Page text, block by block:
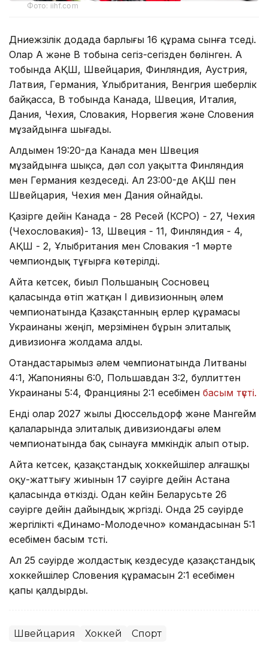
Фото: iihf.com
Дүниежүзілік додада барлығы 16 құрама сынға түседі.
Олар А және В тобына сегіз-сегізден бөлінген. А
тобында АҚШ, Швейцария, Финляндия, Аустрия,
Латвия, Германия, Ұлыбритания, Венгрия шеберлік
байқасса, В тобында Канада, Швеция, Италия,
Дания, Чехия, Словакия, Норвегия және Словения
мұзайдынға шығады.
Алдымен 19:20-да Канада мен Швеция
мұзайдынға шықса, дәл сол уақытта Финляндия
мен Германия кездеседі. Ал 23:00-де АҚШ пен
Швейцария, Чехия мен Дания ойнайды.
Қазірге дейін Канада - 28 Ресей (КСРО) - 27, Чехия
(Чехословакия)- 13, Швеция - 11, Финляндия - 4,
АҚШ - 2, Ұлыбритания мен Словакия -1 мәрте
чемпиондық тұғырға көтерілді.
Айта кетсек, биыл Польшаның Сосновец
қаласында өтіп жатқан I дивизионның әлем
чемпионатында Қазақстанның ерлер құрамасы
Украинаны жеңіп, мерзімінен бұрын элиталық
дивизионға жолдама алды.
Отандастарымыз әлем чемпионатында Литваны
4:1, Жапонияны 6:0, Польшавдан 3:2, буллиттен
Украинаны 5:4, Францияны 2:1 есебімен басым түсті.
Енді олар 2027 жылы Дюссельдорф және Мангейм
қалаларында элиталық дивизиондағы әлем
чемпионатында бақ сынауға мүмкіндік алып отыр.
Айта кетсек, қазақстандық хоккейшілер алғашқы
оқу-жаттығу жиынын 17 сәуірге дейін Астана
қаласында өткізді. Одан кейін Беларусьте 26
сәуірге дейін дайындық жүргізді. Онда 25 сәуірде
жергілікті «Динамо-Молодечно» командасынан 5:1
есебімен басым түсті.
Ал 25 сәуірде жолдастық кездесуде қазақстандық
хоккейшілер Словения құрамасын 2:1 есебімен
қапы қалдырды.
Швейцария Хоккей Спорт